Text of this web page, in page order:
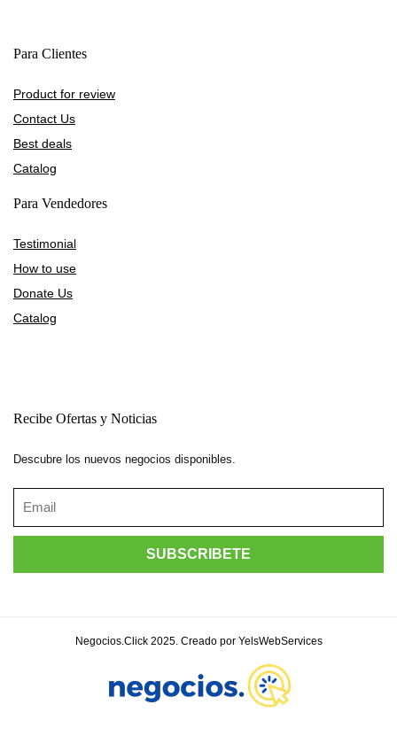
Para Clientes
Product for review
Contact Us
Best deals
Catalog
Para Vendedores
Testimonial
How to use
Donate Us
Catalog
Recibe Ofertas y Noticias
Descubre los nuevos negocios disponibles.
Negocios.Click 2025. Creado por YelsWebServices